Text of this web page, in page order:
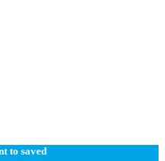
to saved